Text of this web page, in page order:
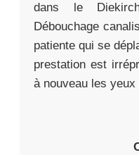
dans le
Débouchage
patiente qui se
prestation est
à nouveau les yeux